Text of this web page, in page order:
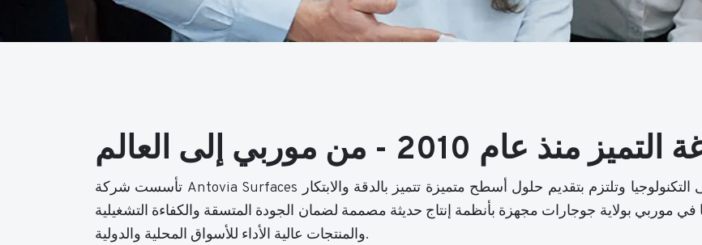
منذ عام 2010 - من موربي إلى العالم
تأسست شركة Antovia Surfaces في عام 2010، وتطورت لتصبح شركة تصنيع تعتمد على التكنولوجيا وتلتزم بتقديم حلول أسطح متميزة تتميز بالدقة والابتكار
في موربي بولاية جوجارات مجهزة بأنظمة إنتاج حديثة مصممة لضمان الجودة المتسقة والكفاءة التشغيلية
والمنتجات عالية الأداء للأسواق المحلية والدولية.